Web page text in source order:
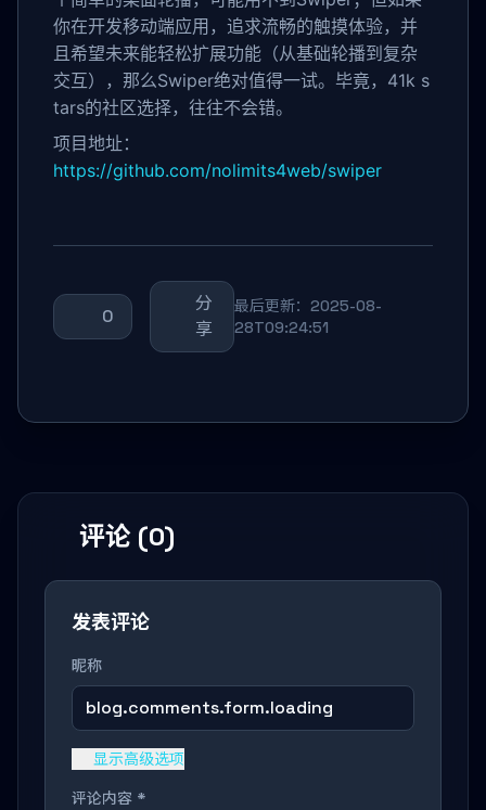
你在开发移动端应用，追求流畅的触摸体验，并
且希望未来能轻松扩展功能（从基础轮播到复杂
交互），那么Swiper绝对值得一试。毕竟，41k s
tars的社区选择，往往不会错。
项目地址：
https://github.com/nolimits4web/swiper
0
分
享
最后更新：2025-08-
28T09:24:51
评论 (0)
发表评论
昵称
blog.comments.form.loading
显示高级选项
评论内容 *